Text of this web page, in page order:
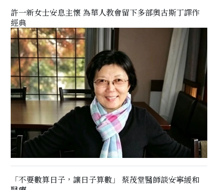
許一新女士安息主懷 為華人教會留下多部奧古斯丁譯作
經典
「不要數算日子，讓日子算數」 蔡茂堂醫師談安寧緩和